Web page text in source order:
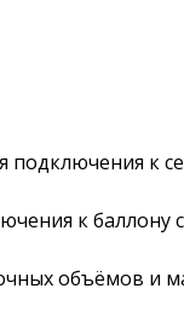
подключения к
к баллону
объёмов и